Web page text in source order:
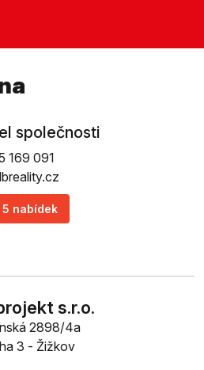
společnosti
169 091
5 nabídek
s.r.o.
2898/4a
3 - Žižkov